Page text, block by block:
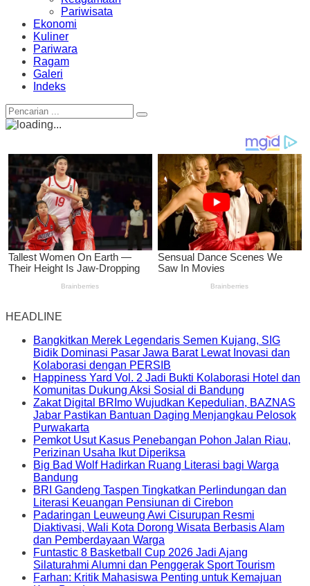
Pariwisata
Ekonomi
Kuliner
Pariwara
Ragam
Galeri
Indeks
HEADLINE
Bangkitkan Merek Legendaris Semen Kujang, SIG
Bidik Dominasi Pasar Jawa Barat Lewat Inovasi dan
Kolaborasi dengan PERSIB
Happiness Yard Vol. 2 Jadi Bukti Kolaborasi Hotel dan
Komunitas Dukung Aksi Sosial di Bandung
Zakat Digital BRImo Wujudkan Kepedulian, BAZNAS
Jabar Pastikan Bantuan Daging Menjangkau Pelosok
Purwakarta
Pemkot Usut Kasus Penebangan Pohon Jalan Riau,
Perizinan Usaha Ikut Diperiksa
Big Bad Wolf Hadirkan Ruang Literasi bagi Warga
Bandung
BRI Gandeng Taspen Tingkatkan Perlindungan dan
Literasi Keuangan Pensiunan di Cirebon
Padaringan Leuweung Awi Cisurupan Resmi
Diaktivasi, Wali Kota Dorong Wisata Berbasis Alam
dan Pemberdayaan Warga
Funtastic 8 Basketball Cup 2026 Jadi Ajang
Silaturahmi Alumni dan Penggerak Sport Tourism
Farhan: Kritik Mahasiswa Penting untuk Kemajuan